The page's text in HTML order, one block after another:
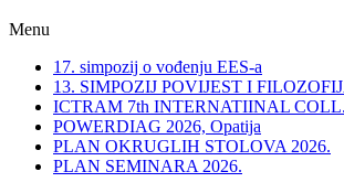
Menu
17. simpozij o vođenju EES-a
13. SIMPOZIJ POVIJEST I
ICTRAM 7th INTERNATIINAL COLL.
POWERDIAG 2026, Opatija
PLAN OKRUGLIH STOLOVA 2026.
PLAN SEMINARA 2026.